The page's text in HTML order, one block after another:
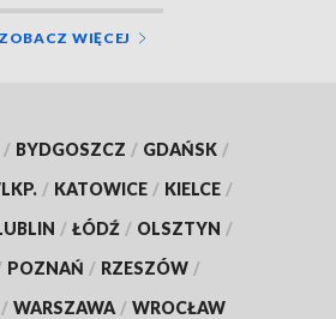
ZOBACZ WIĘCEJ
/ BYDGOSZCZ / GDAŃSK /
/ KATOWICE / KIELCE /
/ ŁÓDŹ / OLSZTYN /
POZNAŃ / RZESZÓW /
/ WARSZAWA / WROCŁAW